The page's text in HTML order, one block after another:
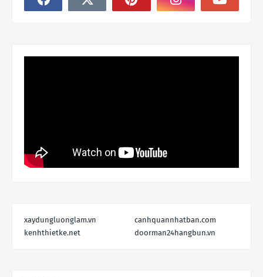
xaydungluonglam.vn
canhquannhatban.com
kenhthietke.net
doorman24hangbun.vn